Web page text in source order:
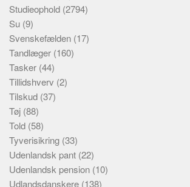
Studieophold (2794)
Su (9)
Svenskefælden (17)
Tandlæger (160)
Tasker (44)
Tillidshverv (2)
Tilskud (37)
Tøj (88)
Told (58)
Tyverisikring (33)
Udenlandsk pant (22)
Udenlandsk pension (10)
Udlandsdanskere (138)